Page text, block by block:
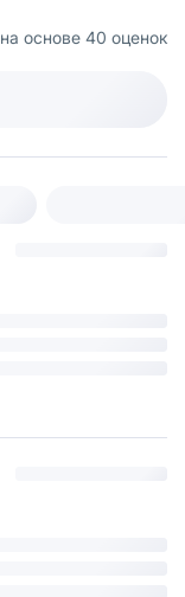
на основе 40 оценок